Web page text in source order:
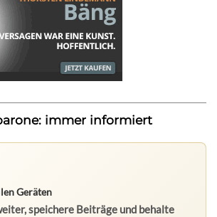
immer informiert
Geräten
speichere Beiträge und behalte